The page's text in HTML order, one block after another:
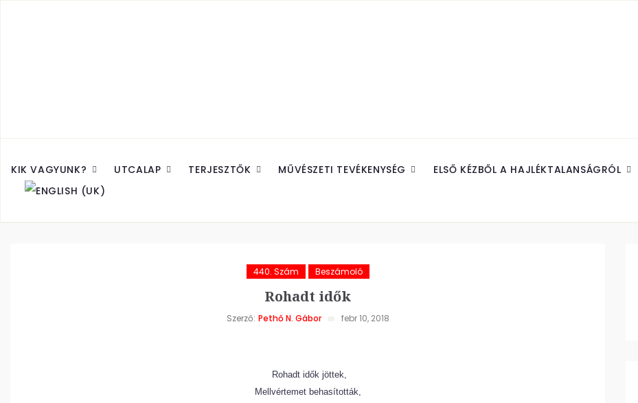
KIK VAGYUNK? UTCALAP TERJESZTŐK MŰVÉSZETI TEVÉKENYSÉG ELSŐ KÉZBŐL A HAJLÉKTALANSÁGRÓL
440. Szám Beszámoló
Rohadt idők
Szerző: Pethő N. Gábor febr 10, 2018
Rohadt idők jöttek,
Mellvértemet behasították,